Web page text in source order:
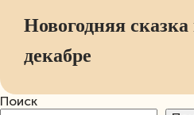
Новогодняя
декабре
Поиск